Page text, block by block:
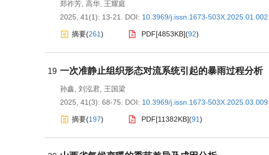
郑祚芳 高华 王耀庭
2025, 41(1): 13-21.
DOI: 10.3969/j.issn.1673-503X.2025.01.002
摘要(261) PDF[4853KB](92)
19 一次准静止组织形态对流系统引起的暴雨过程分析
孙鑫 刘泓君 王国梁
2025, 41(3): 68-75.
DOI: 10.3969/j.issn.1673-503X.2025.03.009
摘要(197) PDF[11382KB](91)